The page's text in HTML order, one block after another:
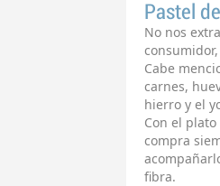
Pastel
No nos
Cabe
carnes,
hierro y el
Con el
compra
fibra.